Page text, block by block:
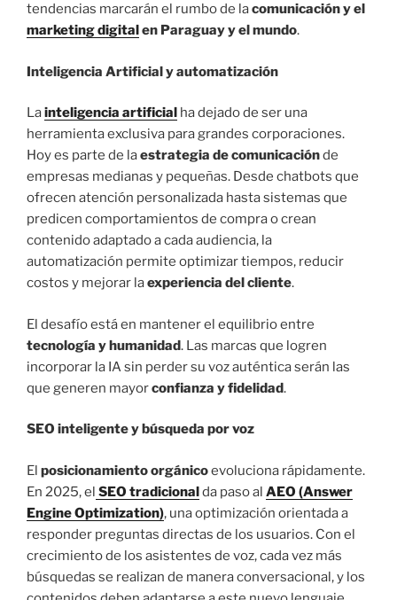
tendencias marcarán el rumbo de lacomunicación y el
marketing digitalen Paraguay y el mundo.
Inteligencia Artificial y automatización
Lainteligencia artificial ha dejado de ser una
herramienta exclusiva para grandes corporaciones.
Hoy es parte de laestrategia de comunicaciónde
empresas medianas y pequeñas. Desde chatbots que
ofrecen atención personalizada hasta sistemas que
predicen comportamientos de compra o crean
contenido adaptado a cada audiencia, la
automatización permite optimizar tiempos, reducir
costos y mejorar laexperiencia del cliente.
El desafío está en mantener el equilibrio entre
tecnología y humanidad. Las marcas que logren
incorporar la IA sin perder su voz auténtica serán las
que generen mayorconfianza y fidelidad.
SEO inteligente y búsqueda por voz
El posicionamiento orgánicoevoluciona rápidamente.
En 2025, el SEO tradicionalda paso al AEO (Answer
Engine Optimization), una optimización orientada a
responder preguntas directas de los usuarios. Con el
crecimiento de los asistentes de voz, cada vez más
búsquedas se realizan de manera conversacional, y los